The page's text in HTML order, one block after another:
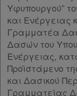
Ενεργοί
Τα
μου
Υφυπουργού”
και Ενέργειας
Γραμματέα
Δασών του
Ενέργειας,
Προϊστάμενο
και Δασικού
Γραμματείας